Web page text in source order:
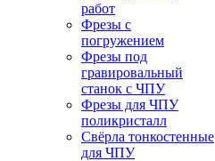
работ
Фрезы с
погружением
Фрезы под
гравировальный
станок с ЧПУ
Фрезы для ЧПУ
поликристалл
Свёрла тонкостенные
для ЧПУ